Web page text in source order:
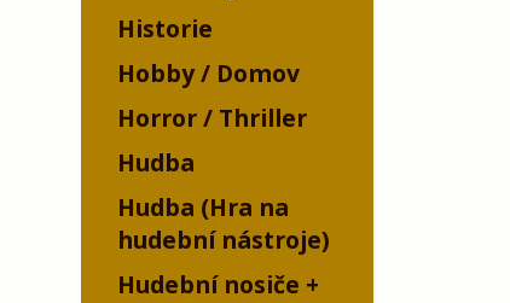
Historie
Hobby / Domov
Horror / Thriller
Hudba
Hudba (Hra na
hudební nástroje)
Hudební nosiče